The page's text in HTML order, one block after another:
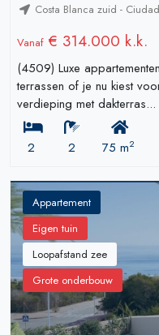
Costa Blanca zuid -
Vanaf € 314.000 k.k.
(4509) Luxe
terrassen of je nu kiest
verdieping met
2 2 75 m2
Appartement
Eigen tuin
Loopafstand zee
Grote onderbouw